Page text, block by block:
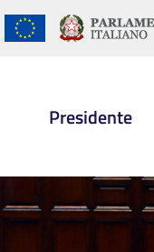
Presidente